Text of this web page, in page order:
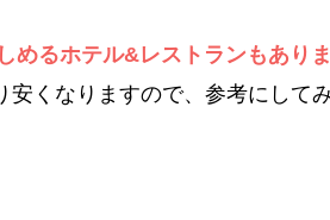
めるホテル&レストランもあり
くなりますので、参考にして